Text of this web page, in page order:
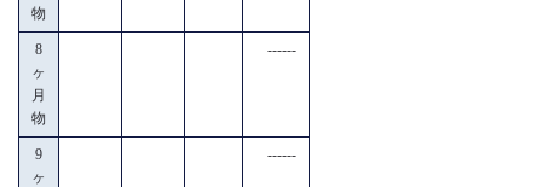
物
8
ヶ
月
物
------
9
ヶ
------